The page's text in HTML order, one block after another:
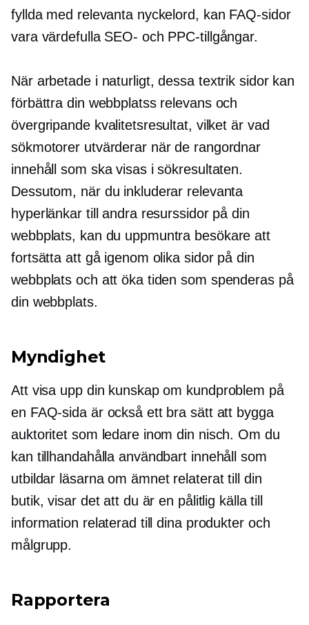
fyllda med relevanta nyckelord, kan FAQ-sidor
vara värdefulla SEO- och PPC-tillgångar.
När arbetade i naturligt, dessa textrik sidor kan
förbättra din webbplatss relevans och
övergripande kvalitetsresultat, vilket är vad
sökmotorer utvärderar när de rangordnar
innehåll som ska visas i sökresultaten.
Dessutom, när du inkluderar relevanta
hyperlänkar till andra resurssidor på din
webbplats, kan du uppmuntra besökare att
fortsätta att gå igenom olika sidor på din
webbplats och att öka tiden som spenderas på
din webbplats.
Myndighet
Att visa upp din kunskap om kundproblem på
en FAQ-sida är också ett bra sätt att bygga
auktoritet som ledare inom din nisch. Om du
kan tillhandahålla användbart innehåll som
utbildar läsarna om ämnet relaterat till din
butik, visar det att du är en pålitlig källa till
information relaterad till dina produkter och
målgrupp.
Rapportera